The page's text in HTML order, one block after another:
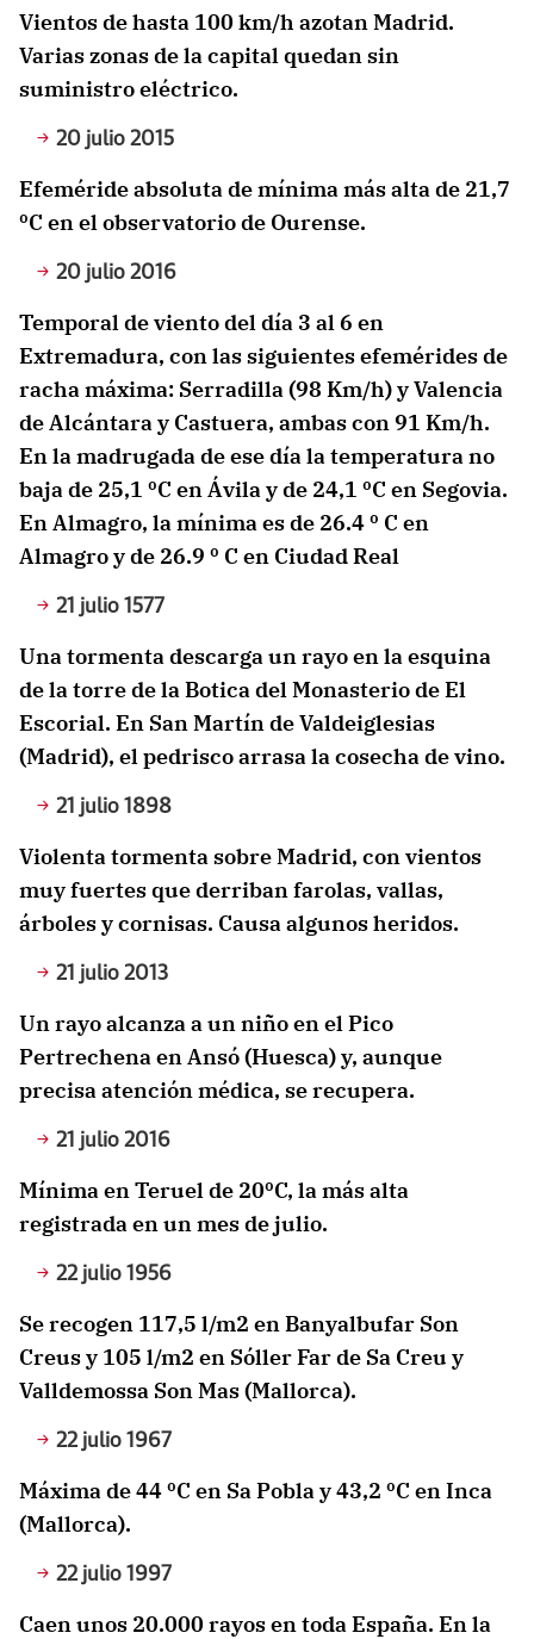
Vientos de hasta 100 km/h azotan Madrid.
Varias zonas de la capital quedan sin
suministro eléctrico.
20 julio 2015
Efeméride absoluta de mínima más alta de 21,7
ºC en el observatorio de Ourense.
20 julio 2016
Temporal de viento del día 3 al 6 en
Extremadura, con las siguientes efemérides de
racha máxima: Serradilla (98 Km/h) y Valencia
de Alcántara y Castuera, ambas con 91 Km/h.
En la madrugada de ese día la temperatura no
baja de 25,1 ºC en Ávila y de 24,1 ºC en Segovia.
En Almagro, la mínima es de 26.4 º C en
Almagro y de 26.9 º C en Ciudad Real
21 julio 1577
Una tormenta descarga un rayo en la esquina
de la torre de la Botica del Monasterio de El
Escorial. En San Martín de Valdeiglesias
(Madrid), el pedrisco arrasa la cosecha de vino.
21 julio 1898
Violenta tormenta sobre Madrid, con vientos
muy fuertes que derriban farolas, vallas,
árboles y cornisas. Causa algunos heridos.
21 julio 2013
Un rayo alcanza a un niño en el Pico
Pertrechena en Ansó (Huesca) y, aunque
precisa atención médica, se recupera.
21 julio 2016
Mínima en Teruel de 20ºC, la más alta
registrada en un mes de julio.
22 julio 1956
Se recogen 117,5 l/m2 en Banyalbufar Son
Creus y 105 l/m2 en Sóller Far de Sa Creu y
Valldemossa Son Mas (Mallorca).
22 julio 1967
Máxima de 44 ºC en Sa Pobla y 43,2 ºC en Inca
(Mallorca).
22 julio 1997
Caen unos 20.000 rayos en toda España. En la